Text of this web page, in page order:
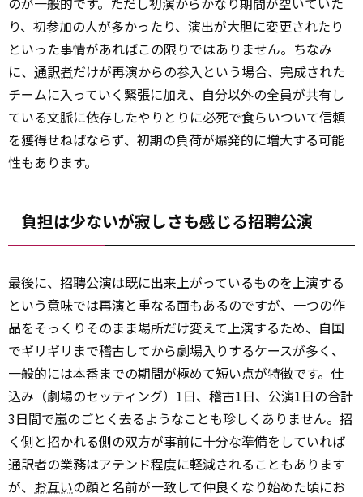
り、初参加の人が多かったり、演出が大胆に変更されたり
といった事情があればこの限りではありません。ちなみ
に、 通訳者だけが再演からの参入という場合、完成された
チームに入っていく緊張に加え、自分以外の全員が共有し
ている文脈に依存したやりとりに必死で食らいついて信頼
を獲得せねばならず、初期の負荷が爆発的に増大する可能
性もあります。
負担は少ないが寂しさも感じる招聘公演
最後に、招聘公演は既に出来上がっているものを上演する
という意味では再演と重なる面もあるのですが、一つの作
品をそっくりそのまま場所だけ変えて上演するため、自国
でギリギリまで稽古してから劇場入りするケースが多く、
一般的には本番までの期間が極めて短い点が特徴です。仕
込み（劇場のセッティング）1日、稽古1日、公演1日の合計
3日間で嵐のごとく去るようなことも珍しくありません。招
く側と招かれる側の双方が事前に十分な準備をしていれば
通訳者の業務はアテンド程度に軽減されることもあります
が、 お互いの顔と名前が一致して仲良くなり始めた頃にお